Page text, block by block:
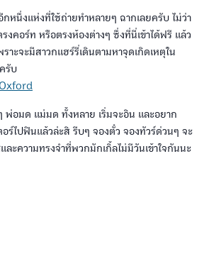
หนึ่งแห่งที่ใช้ถ่ายทำหลายๆ ฉากเลยครับ ไม่ว่า
งคอร์ท หรือตรงห้องต่างๆ ซึ่งที่นี่เข้าได้ฟรี แล้ว
ราะจะมีสาวกแฮร์รี่เดินตามหาจุดเกิดเหตุใน
รับ
พ่อมด แม่มด ทั้งหลาย เริ่มจะอิน และอยาก
ร์ไปฟินแล้วล่ะสิ รีบๆ จองตั๋ว จองทัวร์ด่วนๆ จะ
ะความทรงจำที่พวกมักเกิ้ลไม่มีวันเข้าใจกันนะ